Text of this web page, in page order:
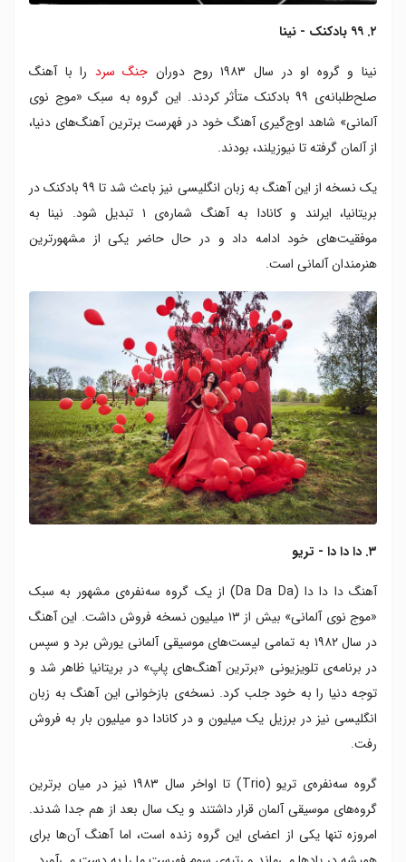
۲. ۹۹ بادکنک - نینا
نینا و گروه او در سال ۱۹۸۳ روح دوران
جنگ سرد را با آهنگ
صلح‌طلبانه‌ی ۹۹ بادکنک متأثر کردند. این گروه به سبک «موج نوی
آلمانی» شاهد اوج‌گیری آهنگ خود در فهرست برترین آهنگ‌های دنیا،
از آلمان گرفته تا نیوزیلند، بودند.
یک نسخه از این آهنگ به زبان انگلیسی نیز باعث شد تا ۹۹ بادکنک در
بریتانیا، ایرلند و کانادا به آهنگ شماره‌ی ۱ تبدیل شود. نینا به
موفقیت‌های خود ادامه داد و در حال حاضر یکی از مشهورترین
هنرمندان آلمانی است.
۳. دا دا دا - تریو
آهنگ دا دا دا (Da Da Da) از یک گروه سه‌نفره‌ی مشهور به سبک
«موج نوی آلمانی» بیش از ۱۳ میلیون نسخه فروش داشت. این آهنگ
در سال ۱۹۸۲ به تمامی لیست‌های موسیقی آلمانی یورش برد و سپس
در برنامه‌ی تلویزیونی «برترین آهنگ‌های پاپ» در بریتانیا ظاهر شد و
توجه دنیا را به خود جلب کرد. نسخه‌ی بازخوانی این آهنگ به زبان
انگلیسی نیز در برزیل یک میلیون و در کانادا دو میلیون بار به فروش
رفت.
گروه سه‌نفره‌ی تریو (Trio) تا اواخر سال ۱۹۸۳ نیز در میان برترین
گروه‌های موسیقی آلمان قرار داشتند و یک سال بعد از هم جدا شدند.
امروزه تنها یکی از اعضای این گروه زنده است، اما آهنگ آن‌ها برای